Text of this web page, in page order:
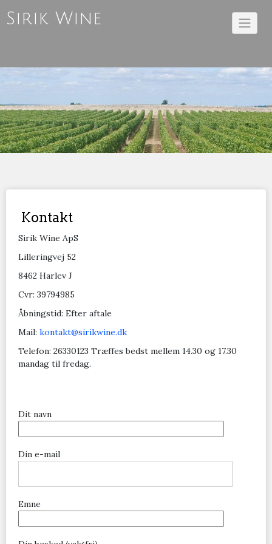
toSirik Wine
Kontakt
Sirik Wine ApS
Lilleringvej 52
8462 Harlev J
Cvr: 39794985
Åbningstid: Efter aftale
Mail: kontakt@sirikwine.dk
Telefon: 26330123 Træffes bedst mellem 14.30 og 17.30
mandag til fredag.
Dit navn
Din e-mail
Emne